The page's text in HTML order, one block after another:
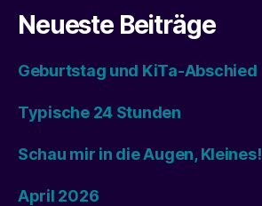
Neueste Beiträge
Geburtstag und KiTa-Abschied
Typische 24 Stunden
Schau mir in die Augen, Kleines!
April 2026